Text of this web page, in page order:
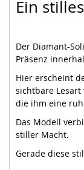
Ein
Der Diamant-
Präsenz
Hier erscheint
sichtbare Lesart
die ihm eine
Das Modell
stiller Macht.
Gerade diese